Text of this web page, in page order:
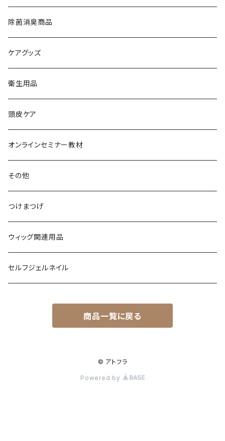
水性ネイルミユナナ
除菌消臭商品
ケアグッズ
衛生用品
頭皮ケア
オンラインセミナー教材
その他
つけまつげ
ウィッグ関連用品
セルフジェルネイル
商品一覧に戻る
© アトフラ
Powered by